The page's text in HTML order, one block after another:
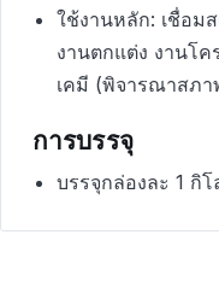
ใช้งานหลัก: เชื่อม
งานตกแต่ง งานโค
เคมี (พิจารณาสภ
การบรรจุ
บรรจุกล่องละ 1 กิ